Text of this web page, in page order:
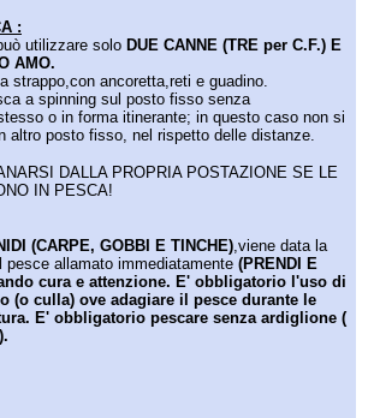
:
utilizzare solo DUE CANNE (TRE per C.F.) E
AMO.
strappo,con ancoretta,reti e guadino.
a spinning sul posto fisso senza
o in forma itinerante; in questo caso non si
altro posto fisso, nel rispetto delle distanze.
DALLA PROPRIA POSTAZIONE SE LE
IN PESCA!
(CARPE, GOBBI E TINCHE),viene data la
pesce allamato immediatamente (PRENDI E
cura e attenzione. E' obbligatorio l'uso di
(o culla) ove adagiare il pesce durante le
E' obbligatorio pescare senza ardiglione (